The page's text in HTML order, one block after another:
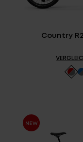
Country